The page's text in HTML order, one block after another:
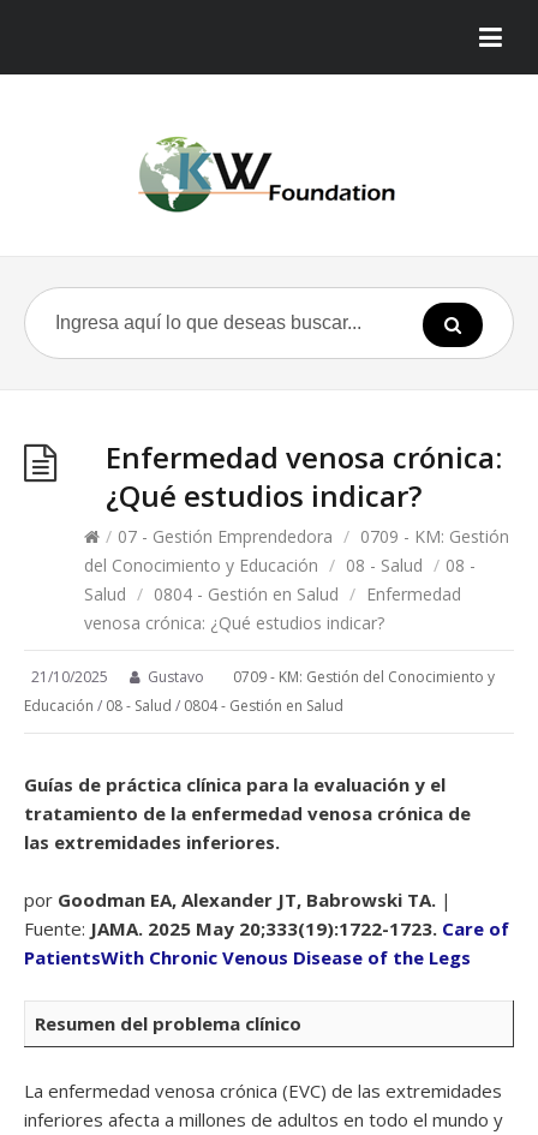
Enfermedad venosa crónica:
¿Qué estudios indicar?
/ 07 - Gestión Emprendedora / 0709 - KM: Gestión
del Conocimiento y Educación / 08 - Salud / 08 -
Salud / 0804 - Gestión en Salud / Enfermedad
venosa crónica: ¿Qué estudios indicar?
21/10/2025 Gustavo
0709 - KM: Gestión del Conocimiento y
Educación / 08 - Salud / 0804 - Gestión en Salud
Guías de práctica clínica para la evaluación y el
tratamiento de la enfermedad venosa crónica de
las extremidades inferiores.
por Goodman EA, Alexander JT, Babrowski TA. |
Fuente: JAMA. 2025 May 20;333(19):1722-1723. Care of
PatientsWith Chronic Venous Disease of the Legs
Resumen del problema clínico
La enfermedad venosa crónica (EVC) de las extremidades
inferiores afecta a millones de adultos en todo el mundo y